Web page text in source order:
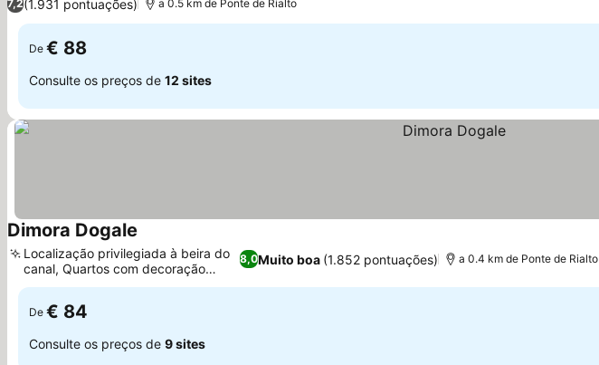
7,2(1.931 pontuações) a 0.5 km de Ponte de Rialto
De € 88
Consulte os preços de 12 sites
Dimora Dogale
8,0Muito boa (1.852 pontuações)
Localização privilegiada à beira do
canal, Quartos com decoração
peculiar
a 0.4 km de Ponte de Rialto
De € 84
Consulte os preços de 9 sites